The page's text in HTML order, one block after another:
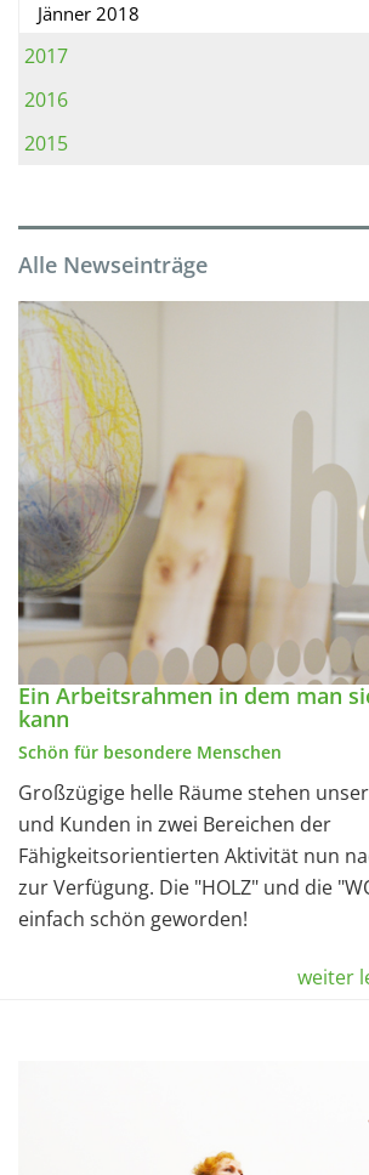
Jänner 2018
2017
2016
2015
Alle Newseinträge
Ein Arbeitsrahmen in dem man
kann
Schön für besondere Menschen
Großzügige helle Räume stehen
und Kunden in zwei Bereichen der
Fähigkeitsorientierten Aktivität nun
zur Verfügung. Die "HOLZ" und die
einfach schön geworden!
weiter